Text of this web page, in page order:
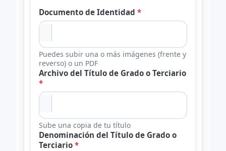
Documento de Identidad*
Puedes subir una o más imágenes (frente y
reverso) o un PDF
Archivo del Título de Grado o Terciario
*
Sube una copia de tu título
Denominación del Título de Grado o
Terciario*